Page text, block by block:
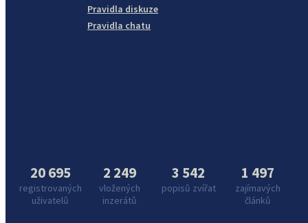
Pravidla diskuze
Pravidla chatu
20 695
registrovaných
uživatelů
2 249
vložených
inzerátů
3 542
popisů zvířat
1 497
zajímavých
článků